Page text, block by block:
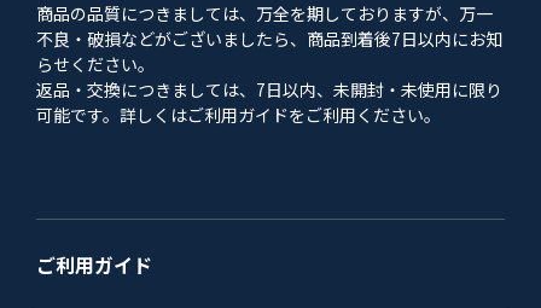
商品の品質につきましては、万全を期しておりますが、万一
不良・破損などがございましたら、商品到着後7日以内にお知
らせください。
返品・交換につきましては、7日以内、未開封・未使用に限り
可能です。詳しくはご利用ガイドをご利用ください。
ご利用ガイド